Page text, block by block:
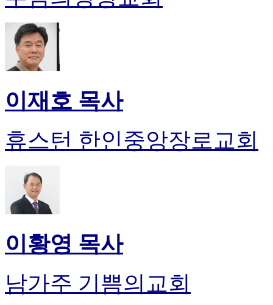
이재호 목사
휴스턴 한인중앙장로교회
이황영 목사
남가주 기쁨의교회